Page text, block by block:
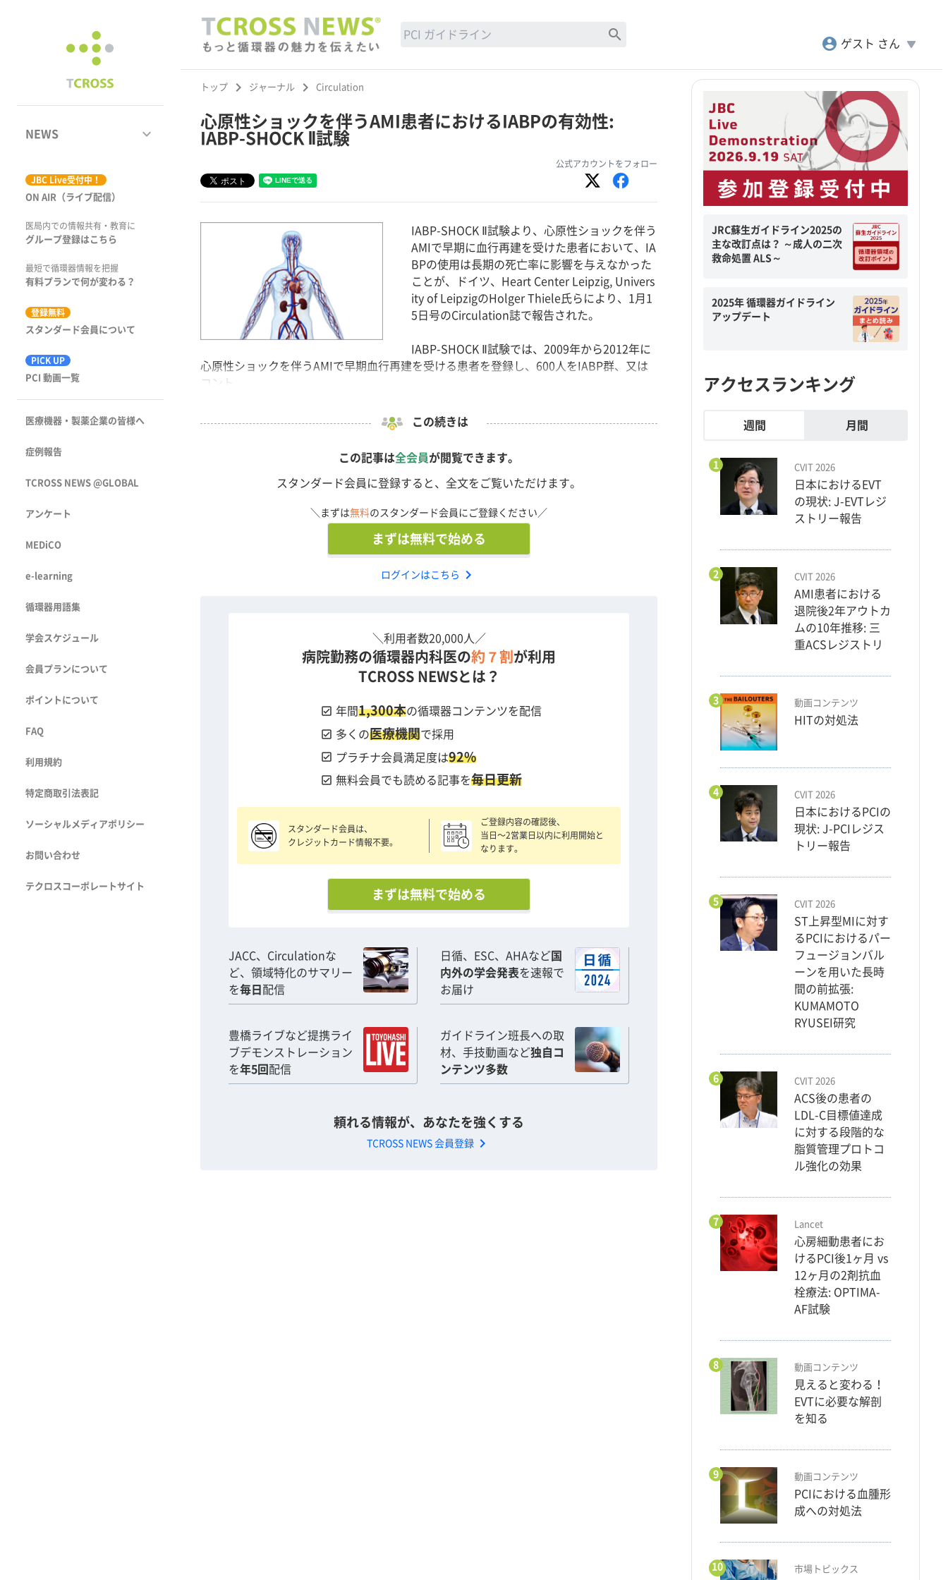
NEWS keyboard_arrow_down
ジャーナル
動画コンテンツ
市場トピックス
JBC Live受付中！
ON AIR（ライブ配信）
医局内での情報共有・教育に
グループ登録はこちら
最短で循環器情報を把握
有料プランで何が変わる？
登録無料
スタンダード会員について
PICK UP
PCI 動画一覧
医療機器・製薬企業の皆様へ
症例報告
TCROSS NEWS @GLOBAL
アンケート
MEDiCO
e-learning
循環器用語集
学会スケジュール
会員プランについて
ポイントについて
FAQ
利用規約
特定商取引法表記
ソーシャルメディアポリシー
お問い合わせ
テクロスコーポレートサイト
search
account_circle ゲスト さん play_arrow
トップ keyboard_arrow_right ジャーナル keyboard_arrow_right Circulation
心原性ショックを伴うAMI患者におけるIABPの有効性:
IABP-SHOCK Ⅱ試験
公式アカウントをフォロー
IABP-SHOCK Ⅱ試験より、心原性ショックを伴う
AMIで早期に血行再建を受けた患者において、IA
BPの使用は長期の死亡率に影響を与えなかった
ことが、ドイツ、Heart Center Leipzig, Univers
ity of LeipzigのHolger Thiele氏らにより、1月1
5日号のCirculation誌で報告された。
IABP-SHOCK Ⅱ試験では、2009年から2012年に
心原性ショックを伴うAMIで早期血行再建を受ける患者を登録し、600人をIABP群、又は
コント...
この続きは
この記事は全会員が閲覧できます。
スタンダード会員に登録すると、全文をご覧いただけます。
＼まずは無料のスタンダード会員にご登録ください／
まずは無料で始める
ログインはこちら chevron_right
＼利用者数20,000人／
病院勤務の循環器内科医の約７割 が利用
TCROSS NEWSとは？
check_box 年間1,300本の循環器コンテンツを配信
check_box 多くの医療機関で採用
check_box プラチナ会員満足度は92%
check_box 無料会員でも読める記事を毎日更新
スタンダード会員は、
クレジットカード情報不要。
ご登録内容の確認後、
当日〜2営業日以内に利用開始と
なります。
まずは無料で始める
JACC、Circulationな
ど、領域特化のサマリー
を毎日 配信
日循、ESC、AHAなど国
内外の学会発表を速報で
お届け
豊橋ライブなど提携ライ
ブデモンストレーション
を年5回 配信
ガイドライン班長への取
材、手技動画など独自コ
ンテンツ多数
頼れる情報が、あなたを強くする
TCROSS NEWS 会員登録 chevron_right
JRC蘇生ガイドライン2025の
主な改訂点は？ ～成人の二次
救命処置 ALS～
2025年 循環器ガイドライン
アップデート
アクセスランキング
週間 月間
1 CVIT 2026
日本におけるEVT
の現状: J-EVTレジ
ストリー報告
2 CVIT 2026
AMI患者における
退院後2年アウトカ
ムの10年推移: 三
重ACSレジストリ
3 動画コンテンツ
HITの対処法
4 CVIT 2026
日本におけるPCIの
現状: J-PCIレジス
トリー報告
5 CVIT 2026
ST上昇型MIに対す
るPCIにおけるパー
フュージョンバル
ーンを用いた長時
間の前拡張:
KUMAMOTO
RYUSEI研究
6 CVIT 2026
ACS後の患者の
LDL-C目標値達成
に対する段階的な
脂質管理プロトコ
ル強化の効果
7 Lancet
心房細動患者にお
けるPCI後1ヶ月 vs
12ヶ月の2剤抗血
栓療法: OPTIMA-
AF試験
8 動画コンテンツ
見えると変わる！
EVTに必要な解剖
を知る
9 動画コンテンツ
PCIにおける血腫形
成への対処法
10 市場トピックス